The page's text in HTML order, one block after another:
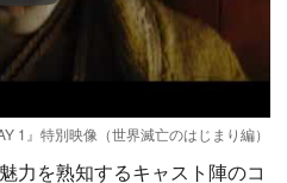
1』特別映像（世界滅亡のはじまり編）
力を熟知するキャスト陣のコ